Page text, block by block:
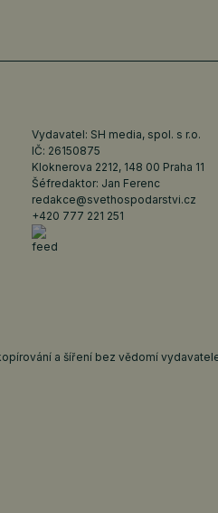
Vydavatel: SH media, spol. s r.o.
IČ: 26150875
Kloknerova 2212, 148 00 Praha 11
Šéfredaktor: Jan Ferenc
redakce@svethospodarstvi.cz
+420 777 221 251
a šíření bez vědomí